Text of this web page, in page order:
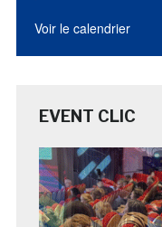
Voir le calendrier
EVENT CLIC